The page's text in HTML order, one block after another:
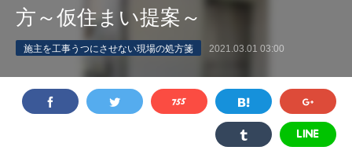
方～仮住まい提案～
施主を工事うつにさせない現場の処方箋 2021.03.01 03:00